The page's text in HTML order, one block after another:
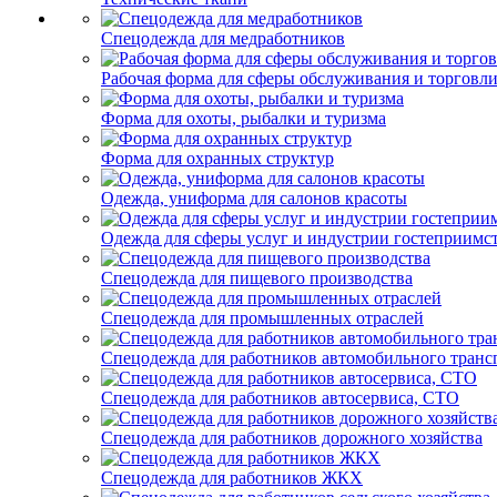
Спецодежда для медработников
Рабочая форма для сферы обслуживания и торговли
Форма для охоты, рыбалки и туризма
Форма для охранных структур
Одежда, униформа для салонов красоты
Одежда для сферы услуг и индустрии
Спецодежда для пищевого производства
Спецодежда для промышленных отраслей
Спецодежда для работников автомобильного
Спецодежда для работников автосервиса, СТО
Спецодежда для работников дорожного хозяйства
Спецодежда для работников ЖКХ